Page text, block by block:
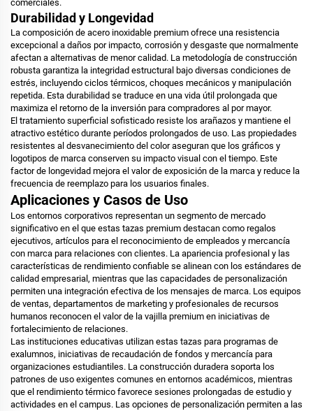
comerciales.
Durabilidad y Longevidad
La composición de acero inoxidable premium ofrece una resistencia
excepcional a daños por impacto, corrosión y desgaste que normalmente
afectan a alternativas de menor calidad. La metodología de construcción
robusta garantiza la integridad estructural bajo diversas condiciones de
estrés, incluyendo ciclos térmicos, choques mecánicos y manipulación
repetida. Esta durabilidad se traduce en una vida útil prolongada que
maximiza el retorno de la inversión para compradores al por mayor.
El tratamiento superficial sofisticado resiste los arañazos y mantiene el
atractivo estético durante períodos prolongados de uso. Las propiedades
resistentes al desvanecimiento del color aseguran que los gráficos y
logotipos de marca conserven su impacto visual con el tiempo. Este
factor de longevidad mejora el valor de exposición de la marca y reduce la
frecuencia de reemplazo para los usuarios finales.
Aplicaciones y Casos de Uso
Los entornos corporativos representan un segmento de mercado
significativo en el que estas tazas premium destacan como regalos
ejecutivos, artículos para el reconocimiento de empleados y mercancía
con marca para relaciones con clientes. La apariencia profesional y las
características de rendimiento confiable se alinean con los estándares de
calidad empresarial, mientras que las capacidades de personalización
permiten una integración efectiva de los mensajes de marca. Los equipos
de ventas, departamentos de marketing y profesionales de recursos
humanos reconocen el valor de la vajilla premium en iniciativas de
fortalecimiento de relaciones.
Las instituciones educativas utilizan estas tazas para programas de
exalumnos, iniciativas de recaudación de fondos y mercancía para
organizaciones estudiantiles. La construcción duradera soporta los
patrones de uso exigentes comunes en entornos académicos, mientras
que el rendimiento térmico favorece sesiones prolongadas de estudio y
actividades en el campus. Las opciones de personalización permiten a las